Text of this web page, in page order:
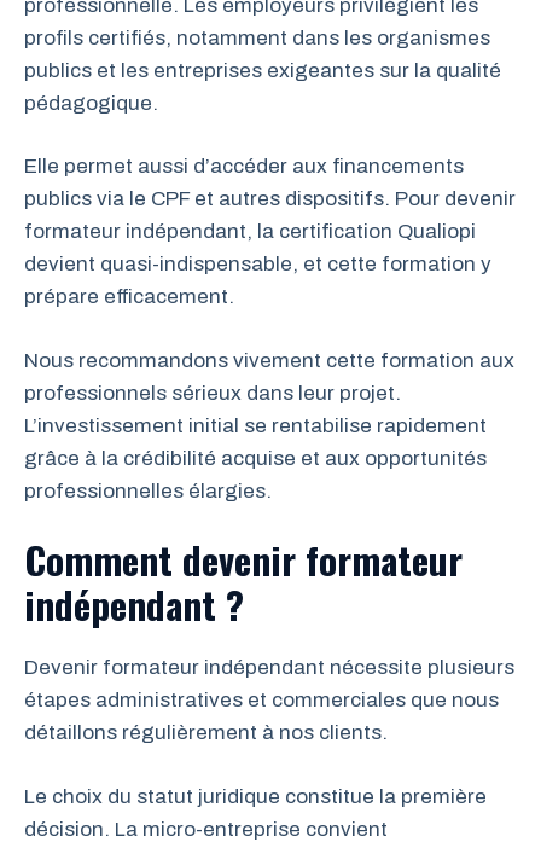
professionnelle. Les employeurs privilégient les
profils certifiés, notamment dans les organismes
publics et les entreprises exigeantes sur la qualité
pédagogique.
Elle permet aussi d’accéder aux financements
publics via le CPF et autres dispositifs. Pour devenir
formateur indépendant, la certification Qualiopi
devient quasi-indispensable, et cette formation y
prépare efficacement.
Nous recommandons vivement cette formation aux
professionnels sérieux dans leur projet.
L’investissement initial se rentabilise rapidement
grâce à la crédibilité acquise et aux opportunités
professionnelles élargies.
Comment devenir formateur
indépendant ?
Devenir formateur indépendant nécessite plusieurs
étapes administratives et commerciales que nous
détaillons régulièrement à nos clients.
Le choix du statut juridique constitue la première
décision. La micro-entreprise convient